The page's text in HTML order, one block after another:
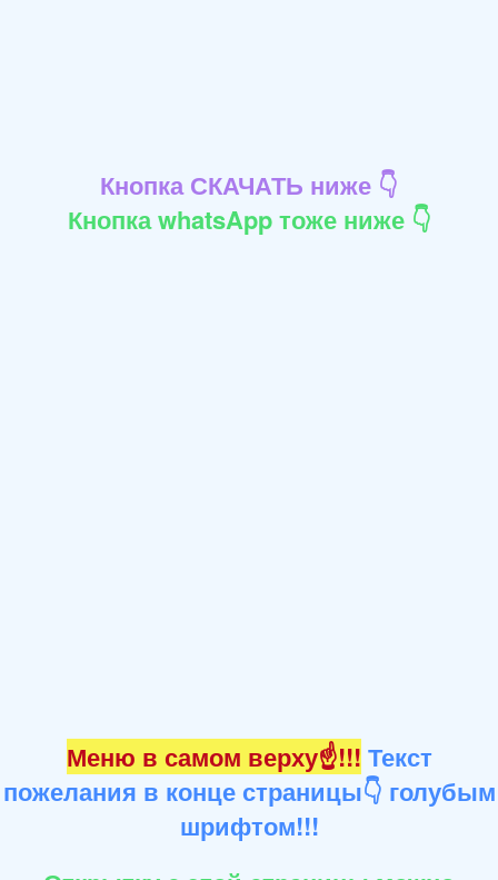
Кнопка СКАЧАТЬ ниже 👇
Кнопка whatsApp тоже ниже 👇
Меню в самом верху☝!!! Текст
пожелания в конце страницы👇 голубым
шрифтом!!!